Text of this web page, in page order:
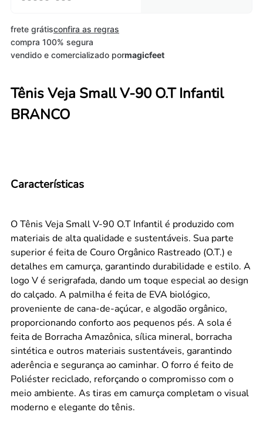
frete grátisconfira as regras
compra 100% segura
vendido e comercializado pormagicfeet
Tênis Veja Small V-90 O.T Infantil
BRANCO
Características
O Tênis Veja Small V-90 O.T Infantil é produzido com
materiais de alta qualidade e sustentáveis. Sua parte
superior é feita de Couro Orgânico Rastreado (O.T.) e
detalhes em camurça, garantindo durabilidade e estilo. A
logo V é serigrafada, dando um toque especial ao design
do calçado. A palmilha é feita de EVA biológico,
proveniente de cana-de-açúcar, e algodão orgânico,
proporcionando conforto aos pequenos pés. A sola é
feita de Borracha Amazônica, sílica mineral, borracha
sintética e outros materiais sustentáveis, garantindo
aderência e segurança ao caminhar. O forro é feito de
Poliéster reciclado, reforçando o compromisso com o
meio ambiente. As tiras em camurça completam o visual
moderno e elegante do tênis.